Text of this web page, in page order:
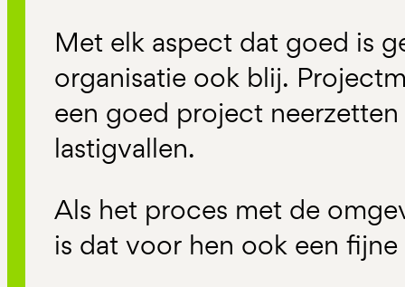
Met elk aspect dat goed is
organisatie ook blij.
een goed project
lastigvallen.
Als het proces met de
is dat voor hen ook een